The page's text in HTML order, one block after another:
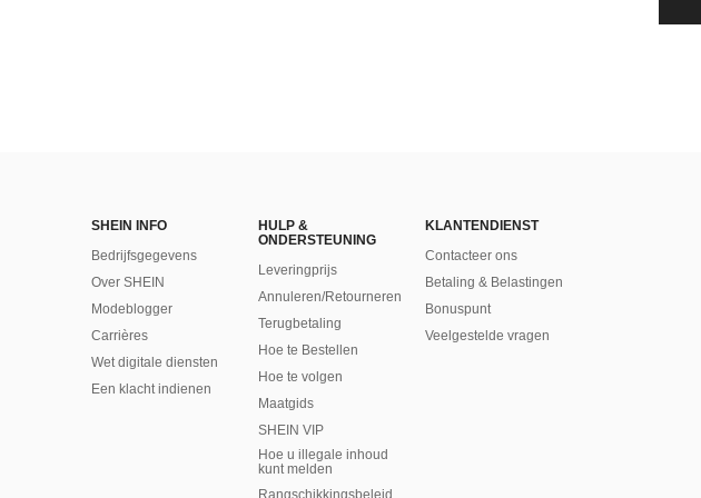
SHEIN INFO
Bedrijfsgegevens
Over SHEIN
Modeblogger
Carrières
Wet digitale diensten
Een klacht indienen
HULP &
ONDERSTEUNING
Leveringprijs
Annuleren/Retourneren
Terugbetaling
Hoe te Bestellen
Hoe te volgen
Maatgids
SHEIN VIP
Hoe u illegale inhoud
kunt melden
Rangschikkingsbeleid
KLANTENDIENST
Contacteer ons
Betaling & Belastingen
Bonuspunt
Veelgestelde vragen